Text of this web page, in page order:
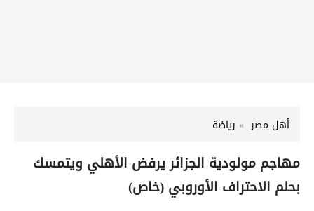
أهل مصر رياضة
مهاجم مولودية الجزائر يرفض الأهلي ويتمسك
بحلم الاحتراف الأوروبي (خاص)